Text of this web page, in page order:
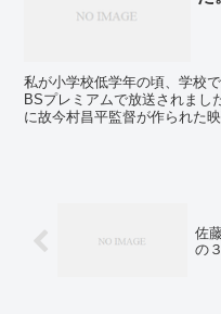
私が小学校低学年の頃、学校
BSプレミアムで放送されまし
に故今村昌平監督が作られた
佐
の３